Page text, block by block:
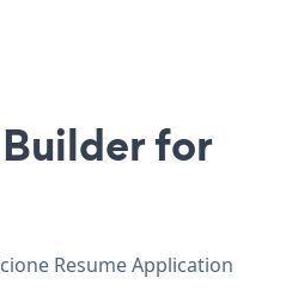
for
Resume Application